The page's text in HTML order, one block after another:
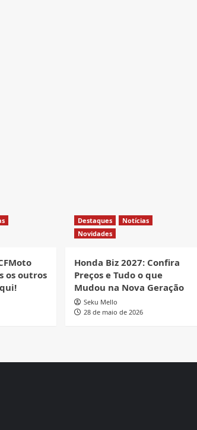
os outros
Destaques
Notícias
Novidades
Honda Biz 2027: Confira
Preços e Tudo o que
Mudou na Nova Geração
Seku Mello
28 de maio de 2026